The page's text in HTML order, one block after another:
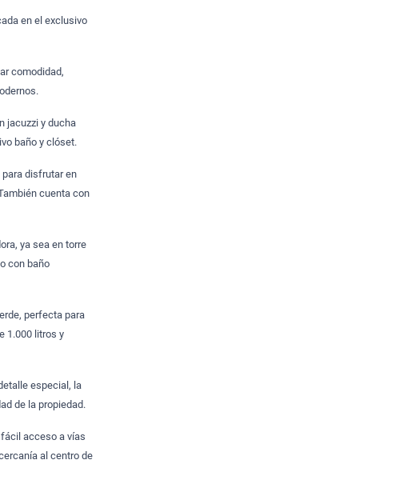
en el exclusivo
comodidad,
jacuzzi y ducha
baño y clóset.
disfrutar en
cuenta con
ya sea en torre
con baño
perfecta para
1.000 litros y
especial, la
de la propiedad.
acceso a vías
al centro de